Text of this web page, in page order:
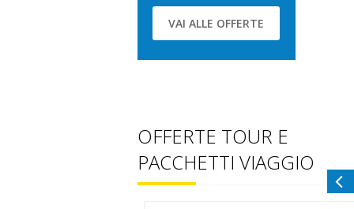
VAI ALLE OFFERTE
OFFERTE TOUR E
PACCHETTI VIAGGIO